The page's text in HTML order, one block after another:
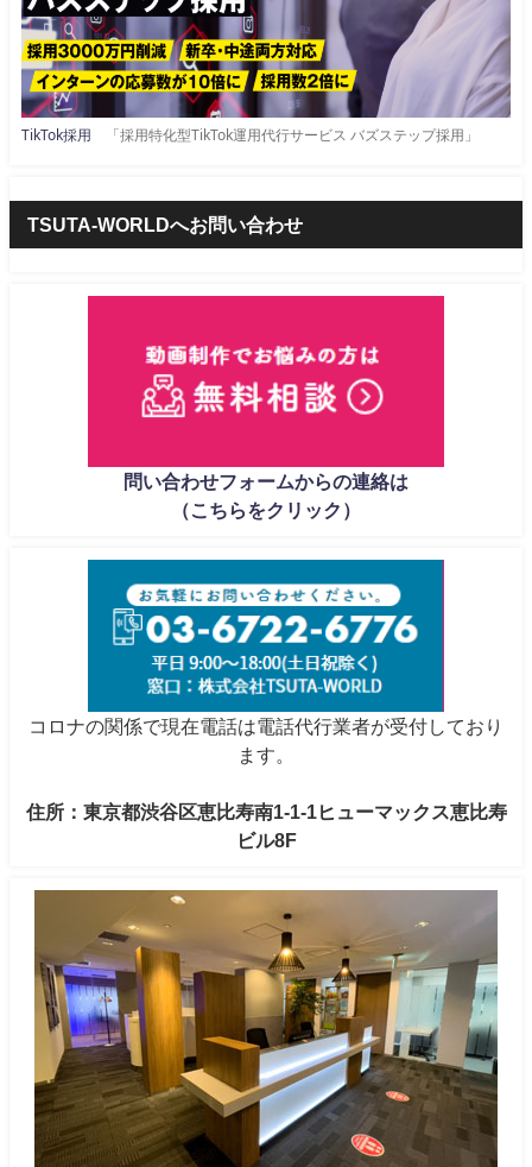
TikTok採用 「採用特化型TikTok運用代行サービス バズステップ採用」
TSUTA-WORLDへお問い合わせ
問い合わせフォームからの連絡は
（こちらをクリック）
コロナの関係で現在電話は電話代行業者が受付しており
ます。
住所：東京都渋谷区恵比寿南1-1-1ヒューマックス恵比寿
ビル8F